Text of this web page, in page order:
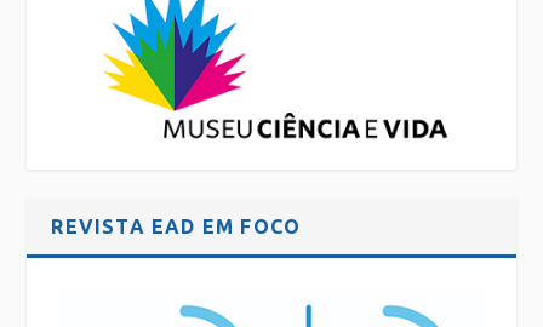
REVISTA EAD EM FOCO